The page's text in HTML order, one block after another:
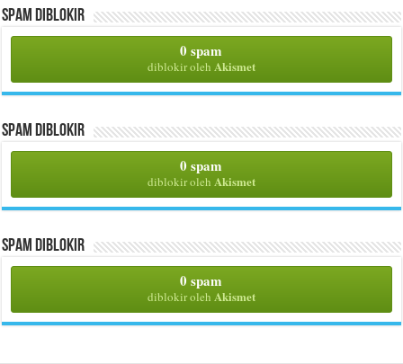
Spam Diblokir
0 spam
diblokir oleh Akismet
Spam Diblokir
0 spam
diblokir oleh Akismet
Spam Diblokir
0 spam
diblokir oleh Akismet